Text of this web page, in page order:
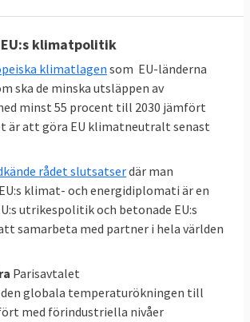
energi
procent
42,5 – 45
procent
66
procent
Inget
bindande
EU-mål
klimatpolitik
klimatlagensom EU-länderna
ska de minska utsläppen av
minst 55 procent till 2030 jämfört
är att göra EU klimatneutralt senast
rådet slutsatserdär man
klimat- och energidiplomati är en
utrikespolitik och betonade EU:s
samarbeta med partner i hela världen
Parisavtalet
den globala temperaturökningen till
med förindustriella nivåer